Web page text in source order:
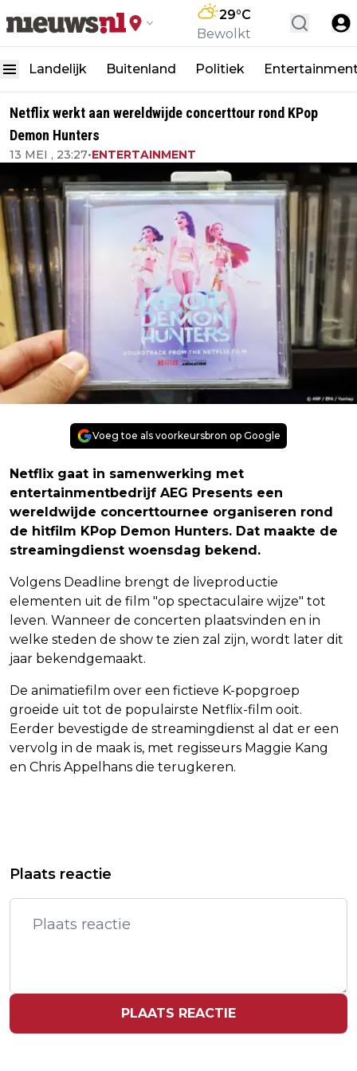
29°C
Bewolkt
Landelijk Buitenland Politiek
Netflix werkt aan wereldwijde concerttour rond KPop
Demon Hunters
13 MEI , 23:27•ENTERTAINMENT
Voeg toe als voorkeursbron op Google
Netflix gaat in samenwerking met
entertainmentbedrijf AEG Presents een
wereldwijde concerttournee organiseren rond
de hitfilm KPop Demon Hunters. Dat maakte de
streamingdienst woensdag bekend.
Volgens Deadline brengt de liveproductie
elementen uit de film "op spectaculaire wijze" tot
leven. Wanneer de concerten plaatsvinden en in
welke steden de show te zien zal zijn, wordt later dit
jaar bekendgemaakt.
De animatiefilm over een fictieve K-popgroep
groeide uit tot de populairste Netflix-film ooit.
Eerder bevestigde de streamingdienst al dat er een
vervolg in de maak is, met regisseurs Maggie Kang
en Chris Appelhans die terugkeren.
KAMPIOEN NA ZEGE OP RC LENS
INTERNAZIONALE WINT NA TITEL IN
SERIE A OOK COPPA ITALIA
Plaats reactie
PLAATS REACTIE